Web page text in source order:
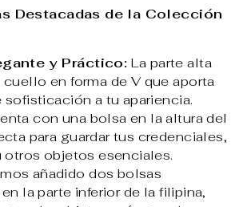
Destacadas de la Colección
y Práctico: La parte alta
en forma de V que aporta
sofisticación a tu apariencia.
con una bolsa en la altura del
para guardar tus credenciales,
otros objetos esenciales.
añadido dos bolsas
la parte inferior de la filipina,